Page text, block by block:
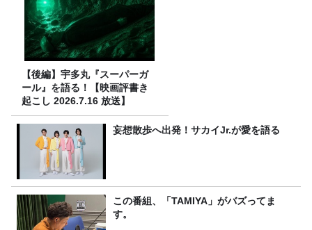
【後編】宇多丸『スーパーガ
ール』を語る！【映画評書き
起こし 2026.7.16 放送】
妄想散歩へ出発！サカイJr.が愛を語る
この番組、「TAMIYA」がバズってま
す。